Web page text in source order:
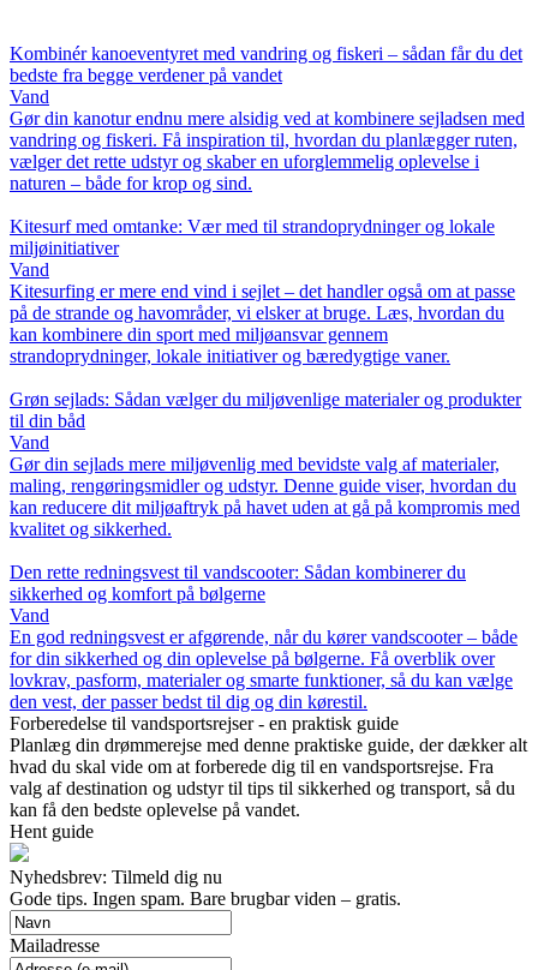
Kombinér kanoeventyret med vandring og fiskeri – sådan får du det
bedste fra begge verdener på vandet
Vand
Gør din kanotur endnu mere alsidig ved at kombinere sejladsen med
vandring og fiskeri. Få inspiration til, hvordan du planlægger ruten,
vælger det rette udstyr og skaber en uforglemmelig oplevelse i
naturen – både for krop og sind.
Kitesurf med omtanke: Vær med til strandoprydninger og lokale
miljøinitiativer
Vand
Kitesurfing er mere end vind i sejlet – det handler også om at passe
på de strande og havområder, vi elsker at bruge. Læs, hvordan du
kan kombinere din sport med miljøansvar gennem
strandoprydninger, lokale initiativer og bæredygtige vaner.
Grøn sejlads: Sådan vælger du miljøvenlige materialer og produkter
til din båd
Vand
Gør din sejlads mere miljøvenlig med bevidste valg af materialer,
maling, rengøringsmidler og udstyr. Denne guide viser, hvordan du
kan reducere dit miljøaftryk på havet uden at gå på kompromis med
kvalitet og sikkerhed.
Den rette redningsvest til vandscooter: Sådan kombinerer du
sikkerhed og komfort på bølgerne
Vand
En god redningsvest er afgørende, når du kører vandscooter – både
for din sikkerhed og din oplevelse på bølgerne. Få overblik over
lovkrav, pasform, materialer og smarte funktioner, så du kan vælge
den vest, der passer bedst til dig og din kørestil.
Forberedelse til vandsportsrejser - en praktisk guide
Planlæg din drømmerejse med denne praktiske guide, der dækker alt
hvad du skal vide om at forberede dig til en vandsportsrejse. Fra
valg af destination og udstyr til tips til sikkerhed og transport, så du
kan få den bedste oplevelse på vandet.
Hent guide
Nyhedsbrev: Tilmeld dig nu
Gode tips. Ingen spam. Bare brugbar viden – gratis.
Mailadresse